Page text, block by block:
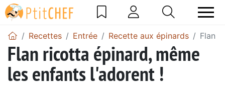
Recettes Entrée Recette aux épinards Flan
Flan ricotta épinard, même
les enfants l'adorent !